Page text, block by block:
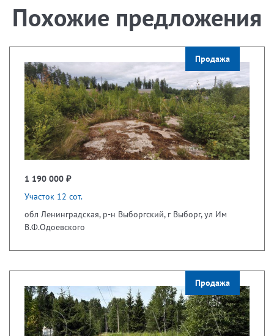
Похожие предложения
Продажа
1 190 000 ₽
Участок 12 сот.
обл Ленинградская, р-н Выборгский, г Выборг, ул Им
В.Ф.Одоевского
Продажа